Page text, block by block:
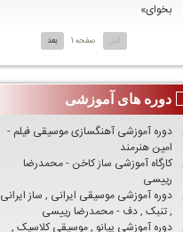
بخوای»
قبل صفحه 1 بعد
دوره های آموزشی
دوره آموزشی آهنگسازی موسیقی فیلم -
امین هنرمند
کارگاه آموزشی ساز کاخن - محمدرضا
رییسی
دوره آموزشی موسیقی ایرانی , ساز ایرانی
, تنبک , دف - محمدرضا رییسی
دوره آموزشی پیانو , موسیقی کلاسیک ,